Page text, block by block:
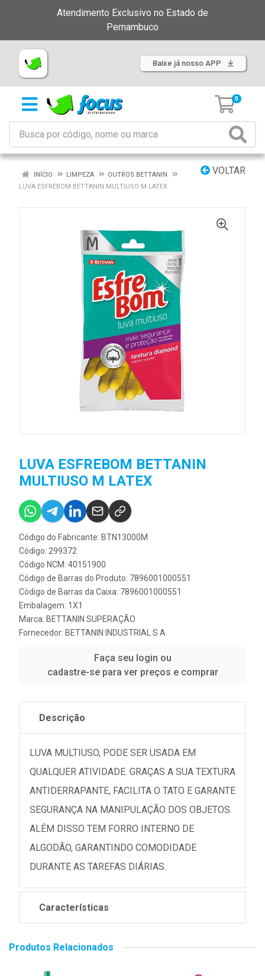
Atendimento Exclusivo no Estado de
Pernambuco
Baixe já nosso APP
0
VOLTAR
INÍCIO LIMPEZA
OUTROS BETTANIN
LUVA ESFREBOM BETTANIN MULTIUSO M LATEX
LUVA ESFREBOM BETTANIN
MULTIUSO M LATEX
Código do Fabricante: BTN13000M
Código: 299372
Código NCM: 40151900
Código de Barras do Produto: 7896001000551
Código de Barras da Caixa: 7896001000551
Embalagem: 1X1
Marca: BETTANIN SUPERAÇÃO
Fornecedor: BETTANIN INDUSTRIAL S A
Faça seu login ou
cadastre-se para ver preços e comprar
Descrição
LUVA MULTIUSO, PODE SER USADA EM
QUALQUER ATIVIDADE. GRAÇAS A SUA TEXTURA
ANTIDERRAPANTE, FACILITA O TATO E GARANTE
SEGURANÇA NA MANIPULAÇÃO DOS OBJETOS.
ALÉM DISSO TEM FORRO INTERNO DE
ALGODÃO, GARANTINDO COMODIDADE
DURANTE AS TAREFAS DIÁRIAS.
Características
Produtos Relacionados